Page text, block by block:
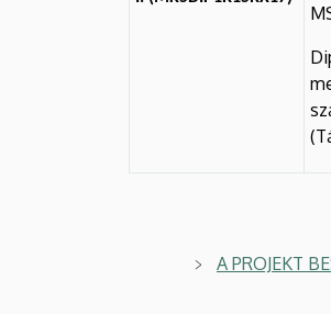
A PROJEKT